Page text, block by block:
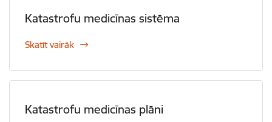
Katastrofu medicīnas sistēma
Skatīt vairāk
Katastrofu medicīnas plāni